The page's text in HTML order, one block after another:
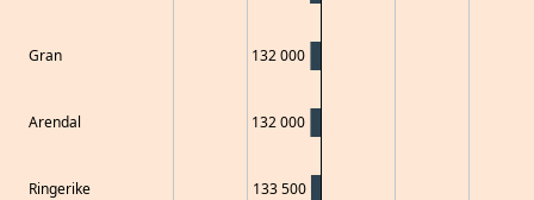
Gran
Arendal
Ringerike
132 000
132 000
133 500